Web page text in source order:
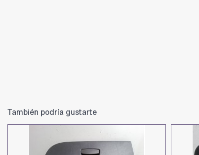
También podría gustarte